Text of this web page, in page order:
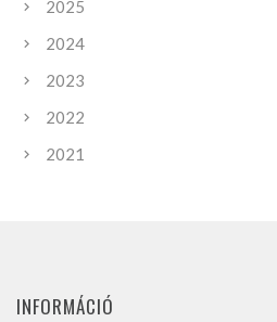
2025
2024
2023
2022
2021
INFORMÁCIÓ